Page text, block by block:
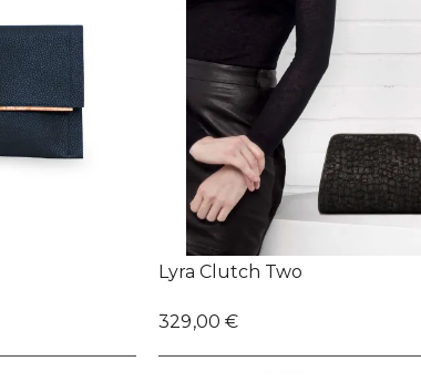
Lyra Clutch Two
329,00 €